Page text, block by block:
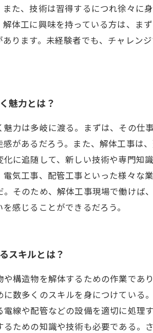
た、技術は習得するにつれ徐々に
体工に興味を持っている方は、ま
あります。未経験者でも、チャレン
魅力とは？
力は多岐に渡る。まずは、その仕
感があるだろう。また、解体工事は
に追随して、新しい技術や専門知
電気工事、配管工事といった様々な
。そのため、解体工事現場で働けば
感じることができるだろう。
スキルとは？
構造物を解体するための作業であ
数多くのスキルを身につけている
電線や配管などの設備を適切に処
るための知識や技術も必要である。